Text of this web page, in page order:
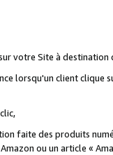
votre Site à destination
lorsqu'un client
faite des produits
ou un article «